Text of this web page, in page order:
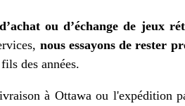
ou d’échange de jeux
nous essayons de rester
des années.
à Ottawa ou l'expédition